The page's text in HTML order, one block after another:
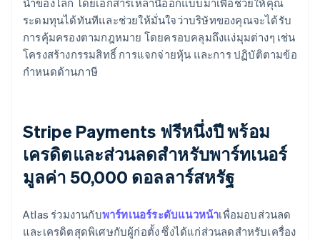
นำของโลก โดยเอกสารเหล่านี้ออกแบบมาเพื่อช่วยให้คุณ
ระดมทุนได้ทันทีและช่วยให้มั่นใจว่าบริษัทของคุณจะได้รับ
การคุ้มครองตามกฎหมาย โดยครอบคลุมถึงแง่มุมต่างๆ เช่น
โครงสร้างกรรมสิทธิ์ การแจกจ่ายหุ้น และการ ปฏิบัติตามข้อ
กำหนดด้านภาษี
Stripe Payments ฟรีหนึ่งปี พร้อม
เครดิตและส่วนลดสำหรับพาร์ทเนอร์
มูลค่า 50,000 ดอลลาร์สหรัฐ
Atlas ร่วมงานกับพาร์ทเนอร์ระดับแนวหน้าเพื่อมอบส่วนลด
และเครดิตสุดพิเศษกับผู้ก่อตั้ง ซึ่งได้แก่ส่วนลดสำหรับเครื่อง